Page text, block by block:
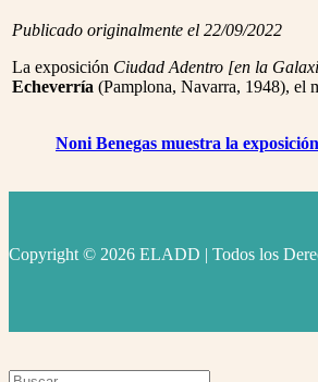
Publicado originalmente el 22/09/2022
La exposición Ciudad Adentro [en la
Echeverría (Pamplona, Navarra, 1948), el
Noni Benegas muestra la
Copyright © 2026 ELADD | Todos los